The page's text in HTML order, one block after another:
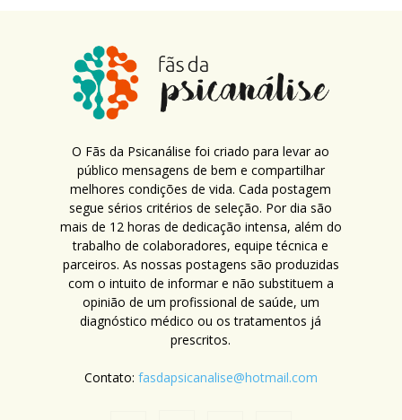
O Fãs da Psicanálise foi criado para levar ao
público mensagens de bem e compartilhar
melhores condições de vida. Cada postagem
segue sérios critérios de seleção. Por dia são
mais de 12 horas de dedicação intensa, além do
trabalho de colaboradores, equipe técnica e
parceiros. As nossas postagens são produzidas
com o intuito de informar e não substituem a
opinião de um profissional de saúde, um
diagnóstico médico ou os tratamentos já
prescritos.
Contato: fasdapsicanalise@hotmail.com